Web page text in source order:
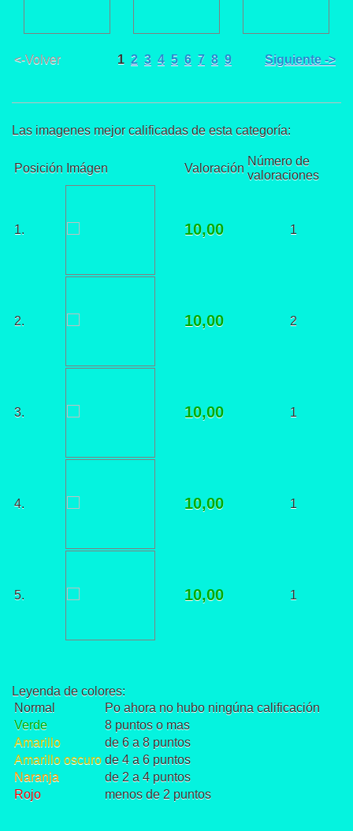
<-Volver 1 2 3 4 5 6 7 8 9 Siguiente ->
Las imagenes mejor calificadas de esta categoría:
Posición Imágen Valoración
Número de
valoraciones
1. 10,00 1
2. 10,00 2
3. 10,00 1
4. 10,00 1
5. 10,00 1
Leyenda de colores:
Normal
Po ahora no hubo ningúna calificación
Verde
8 puntos o mas
Amarillo
de 6 a 8 puntos
Amarillo oscuro de 4 a 6 puntos
Naranja
de 2 a 4 puntos
Rojo
menos de 2 puntos